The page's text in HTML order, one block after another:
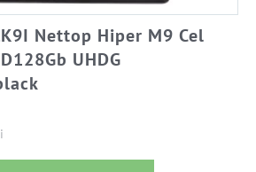
Nettop Hiper M9 Cel
UHDG